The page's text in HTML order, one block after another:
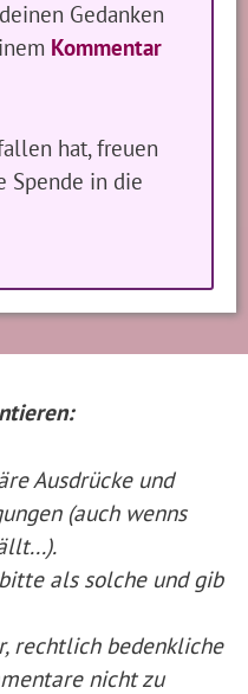
Gedanken
Kommentar
hat, freuen
Spende in die
Ausdrücke und
(auch wenns
bitte als solche und gib
rechtlich bedenkliche
nicht zu